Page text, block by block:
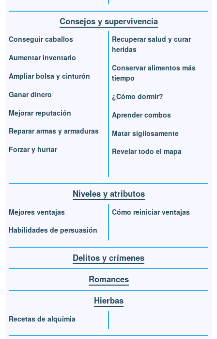
Consejos y supervivencia
Conseguir caballos
Aumentar inventario
Ampliar bolsa y cinturón
Ganar dinero
Mejorar reputación
Reparar armas y armaduras
Forzar y hurtar
Recuperar salud y curar
heridas
Conservar alimentos más
tiempo
¿Cómo dormir?
Aprender combos
Matar sigilosamente
Revelar todo el mapa
Niveles y atributos
Mejores ventajas
Habilidades de persuasión
Cómo reiniciar ventajas
Delitos y crímenes
Romances
Hierbas
Recetas de alquimia